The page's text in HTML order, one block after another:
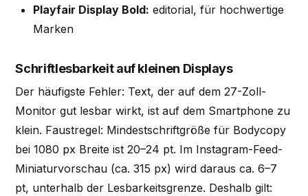
Playfair Display Bold: editorial, für hochwertige
Marken
Schriftlesbarkeit auf kleinen Displays
Der häufigste Fehler: Text, der auf dem 27-Zoll-
Monitor gut lesbar wirkt, ist auf dem Smartphone zu
klein. Faustregel: Mindestschriftgröße für Bodycopy
bei 1080 px Breite ist 20–24 pt. Im Instagram-Feed-
Miniaturvorschau (ca. 315 px) wird daraus ca. 6–7
pt, unterhalb der Lesbarkeitsgrenze. Deshalb gilt: